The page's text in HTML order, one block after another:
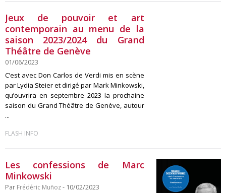
Jeux de pouvoir et art
contemporain au menu de la
saison 2023/2024 du Grand
Théâtre de Genève
01/06/2023
C’est avec Don Carlos de Verdi mis en scène
par Lydia Steier et dirigé par Mark Minkowski,
qu’ouvrira en septembre 2023 la prochaine
saison du Grand Théâtre de Genève, autour
...
FLASH INFO
Les confessions de Marc
Minkowski
Par Frédéric Muñoz- 10/02/2023